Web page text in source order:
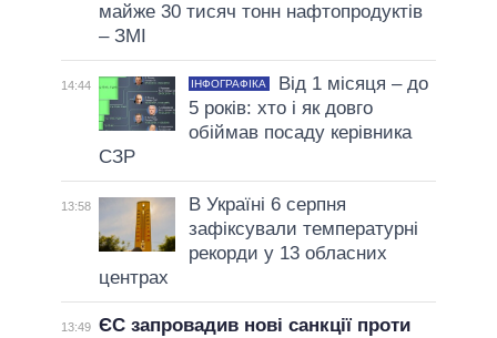
майже 30 тисяч тонн нафтопродуктів
– ЗМІ
14:44 ІНФОГРАФІКА
Від 1 місяця – до
5 років: хто і як довго
обіймав посаду керівника
СЗР
13:58
В Україні 6 серпня
зафіксували температурні
рекорди у 13 обласних
центрах
13:49 ЄС запровадив нові санкції проти